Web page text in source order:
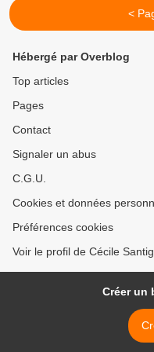
<
Hébergé par Overblog
Top articles
Pages
Contact
Signaler un abus
C.G.U.
Cookies et données
Préférences cookies
Voir le profil de Cécile
Créer un